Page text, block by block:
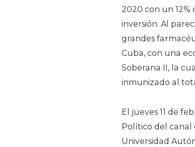
2020 con un 12%
inversión. Al
grandes
Cuba, con una
Soberana II, la
inmunizado al
El jueves 11 de
Político del canal
Universidad